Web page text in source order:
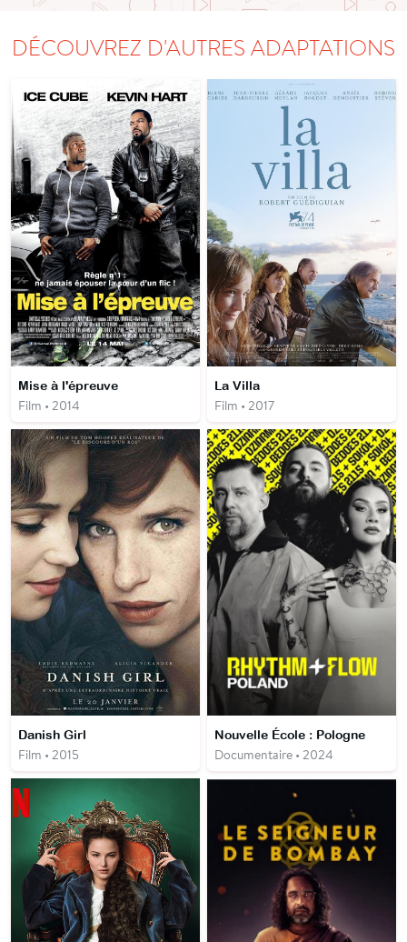
DÉCOUVREZ D'AUTRES ADAPTATIONS
Mise à l'épreuve
Film • 2014
La Villa
Film • 2017
Danish Girl
Film • 2015
Nouvelle École : Pologne
Documentaire • 2024